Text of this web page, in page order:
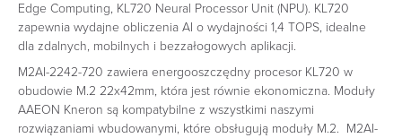
Edge Computing, KL720 Neural Processor Unit (NPU). KL720
zapewnia wydajne obliczenia AI o wydajności 1,4 TOPS, idealne
dla zdalnych, mobilnych i bezzałogowych aplikacji.
M2AI-2242-720 zawiera energooszczędny procesor KL720 w
obudowie M.2 22x42mm, która jest równie ekonomiczna. Moduły
AAEON Kneron są kompatybilne z wszystkimi naszymi
rozwiązaniami wbudowanymi, które obsługują moduły M.2. M2AI-